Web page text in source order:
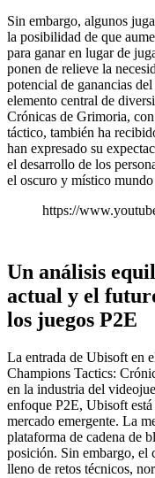
Sin embargo, algunos
la posibilidad de que
para ganar en lugar de
ponen de relieve la
potencial de ganancias
elemento central de
Crónicas de Grimoria,
táctico, también ha
han expresado su
el desarrollo de los
el oscuro y místico
https://
Un análisis
actual y el
los juegos P2E
La entrada de Ubisoft en
Champions Tactics:
en la industria del
enfoque P2E, Ubisoft
mercado emergente. La
plataforma de cadena de
posición. Sin embargo, el
lleno de retos técnicos,